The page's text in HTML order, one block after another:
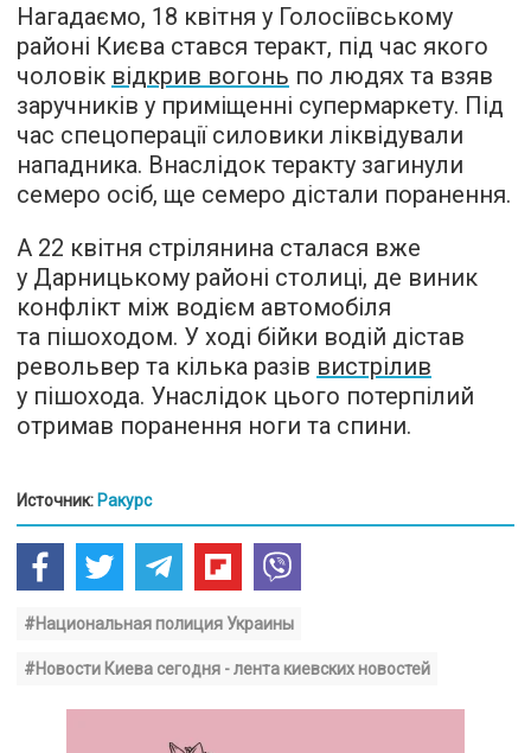
Нагадаємо, 18 квітня у Голосіївському
районі Києва стався теракт, під час якого
чоловік відкрив вогонь по людях та взяв
заручників у приміщенні супермаркету. Під
час спецоперації силовики ліквідували
нападника. Внаслідок теракту загинули
семеро осіб, ще семеро дістали поранення.
А 22 квітня стрілянина сталася вже
у Дарницькому районі столиці, де виник
конфлікт між водієм автомобіля
та пішоходом. У ході бійки водій дістав
револьвер та кілька разів вистрілив
у пішохода. Унаслідок цього потерпілий
отримав поранення ноги та спини.
Источник: Ракурс
#Национальная полиция Украины
#Новости Киева сегодня - лента киевских новостей